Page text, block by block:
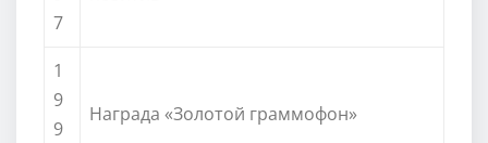
7
1
9
9
Награда «Золотой граммофон»